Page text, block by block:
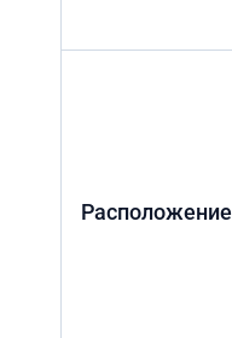
Расположение